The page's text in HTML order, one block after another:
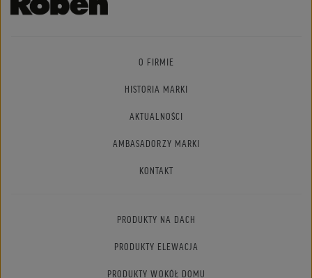
O FIRMIE
HISTORIA MARKI
AKTUALNOŚCI
AMBASADORZY MARKI
KONTAKT
PRODUKTY NA DACH
PRODUKTY ELEWACJA
PRODUKTY WOKÓŁ DOMU